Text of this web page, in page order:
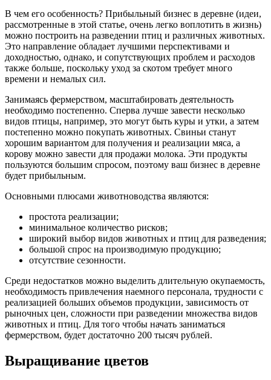
В чем его особенность? Прибыльный бизнес в деревне (идеи,
рассмотренные в этой статье, очень легко воплотить в жизнь)
можно построить на разведении птиц и различных животных.
Это направление обладает лучшими перспективами и
доходностью, однако, и сопутствующих проблем и расходов
также больше, поскольку уход за скотом требует много
времени и немалых сил.
Занимаясь фермерством, масштабировать деятельность
необходимо постепенно. Сперва лучше завести несколько
видов птицы, например, это могут быть куры и утки, а затем
постепенно можно покупать животных. Свиньи станут
хорошим вариантом для получения и реализации мяса, а
корову можно завести для продажи молока. Эти продукты
пользуются большим спросом, поэтому ваш бизнес в деревне
будет прибыльным.
Основными плюсами животноводства являются:
простота реализации;
минимальное количество рисков;
широкий выбор видов животных и птиц для разведения;
большой спрос на производимую продукцию;
отсутствие сезонности.
Среди недостатков можно выделить длительную окупаемость,
необходимость привлечения наемного персонала, трудности с
реализацией больших объемов продукции, зависимость от
рыночных цен, сложности при разведении множества видов
животных и птиц. Для того чтобы начать заниматься
фермерством, будет достаточно 200 тысяч рублей.
Выращивание цветов